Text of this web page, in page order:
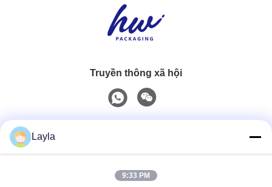
Truyền thông xã hội
0086-18688885859
Layla
9:33 PM